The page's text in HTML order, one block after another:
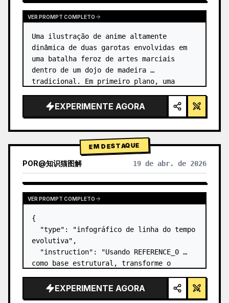
VER PROMPT COMPLETO
Uma ilustração de anime altamente
dinâmica de duas garotas envolvidas em
uma batalha feroz de artes marciais
dentro de um dojo de madeira
tradicional. Em primeiro plano, uma
hair" default="cabelo preto em um coque
alto co…
EXPERIMENTE AGORA
EM DESTAQUE
POR@知识猫图解 19 de abr. de 2026
VER PROMPT COMPLETO
{
  "type": "infográfico de linha do tempo
evolutiva",
  "instruction": "Usando REFERENCE_0
como base estrutural, transforme o
3D altamente realista. Substitua as
rampas lisas por degraus de pedra
EXPERIMENTE AGORA